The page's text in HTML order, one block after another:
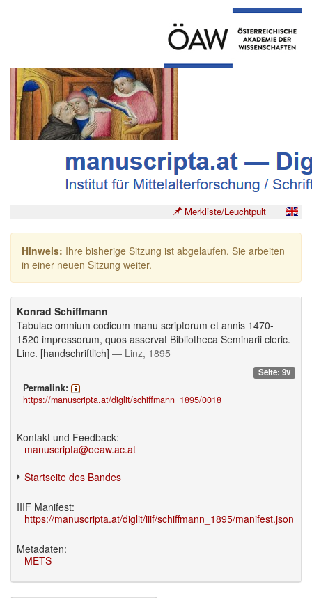
Merkliste/Leuchtpult
Hinweis: Ihre bisherige Sitzung ist abgelaufen. Sie arbeiten
in einer neuen Sitzung weiter.
Konrad Schiffmann
Tabulae omnium codicum manu scriptorum et annis 1470-
1520 impressorum, quos asservat Bibliotheca Seminarii cleric.
Linc. [handschriftlich] — Linz, 1895
Seite: 9v
Permalink:
https://manuscripta.at/diglit/schiffmann_1895/0018
Kontakt und Feedback:
manuscripta@oeaw.ac.at
Startseite des Bandes
IIIF Manifest:
https://manuscripta.at/diglit/iiif/schiffmann_1895/manifest.json
Metadaten:
METS